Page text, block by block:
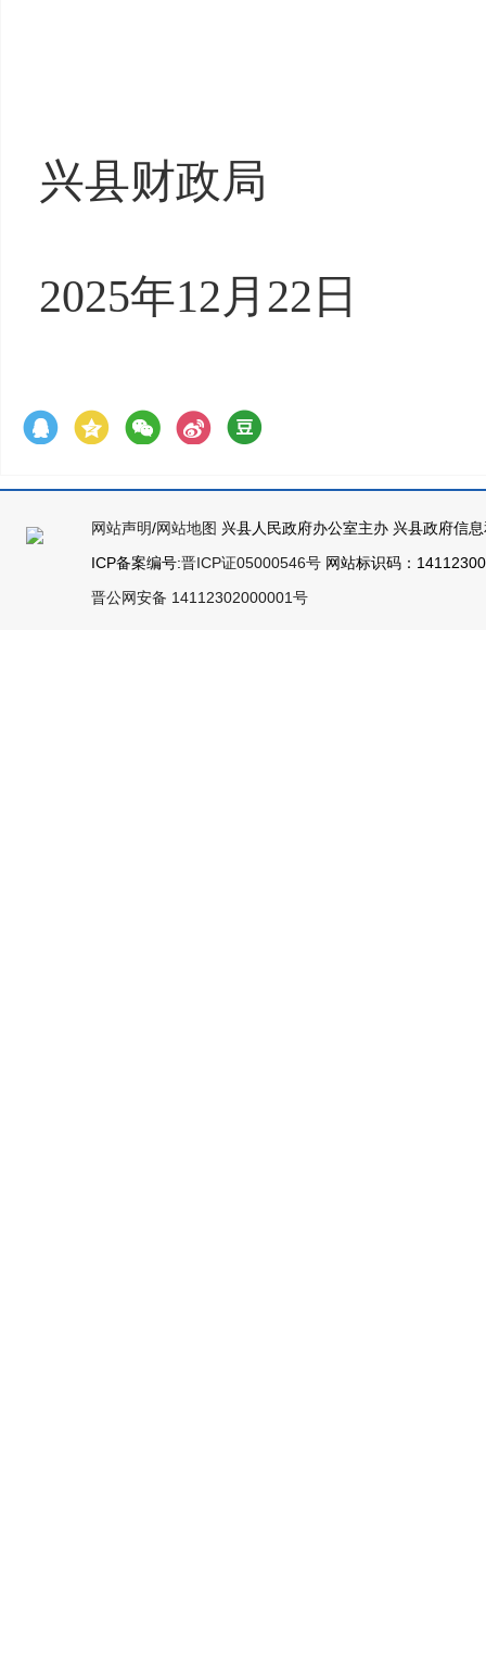
兴县财政局
2025年12 月 22 日
网站声明/网站地图 兴县人民政府办公室主办 兴县政府信
ICP备案编号:晋ICP证05000546号 网站标识码：
晋公网安备 14112302000001号